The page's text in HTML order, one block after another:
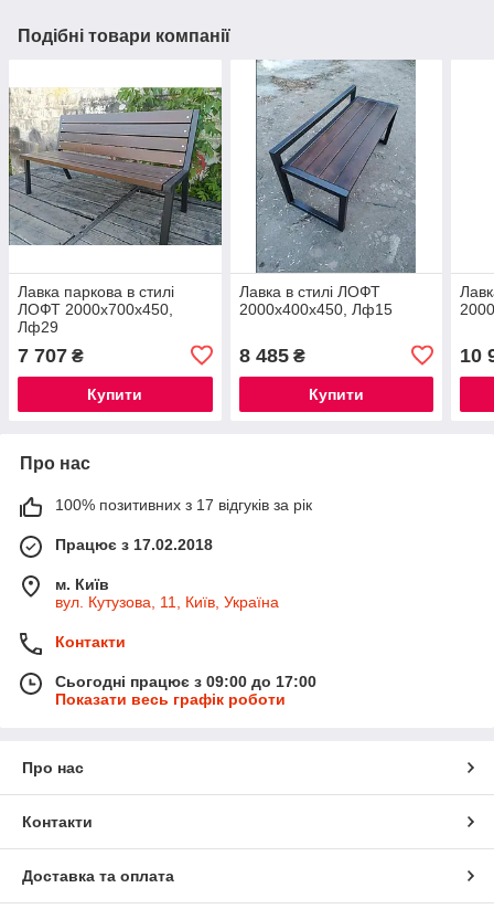
Подібні товари компанії
Лавка паркова в стилі
ЛОФТ 2000х700х450,
Лф29
7 707 ₴
Купити
Лавка в стилі ЛОФТ
2000х400х450, Лф15
8 485₴
Купити
10
Про нас
100% позитивних з 17 відгуків за рік
Працює з 17.02.2018
м. Київ
вул. Кутузова, 11, Київ, Україна
Контакти
Сьогодні працює з 09:00 до 17:00
Показати весь графік роботи
Про нас
Контакти
Доставка та оплата